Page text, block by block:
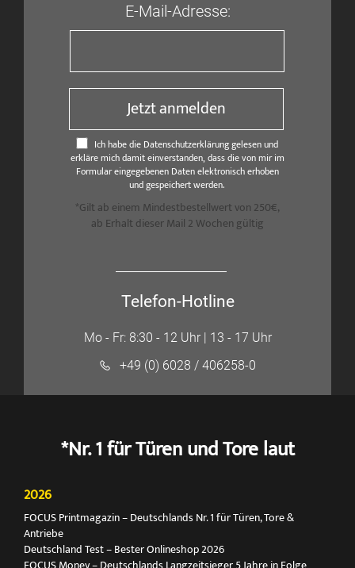
E-Mail-Adresse:
Jetzt anmelden
Ich habe die Datenschutzerklärung gelesen und
erkläre mich damit einverstanden, dass die von mir im
Formular eingegebenen Daten elektronisch erhoben
und gespeichert werden.
*Gilt ab einem Mindestbestellwert von 250€,
ab Erhalt dieser Mail 2 Wochen gültig
Telefon-Hotline
Mo - Fr: 8:30 - 12 Uhr | 13 - 17 Uhr
+49 (0) 6028 / 406258-0
*Nr. 1 für Türen und Tore laut
2026
FOCUS Printmagazin – Deutschlands Nr. 1 für Türen, Tore &
Antriebe
Deutschland Test – Bester Onlineshop 2026